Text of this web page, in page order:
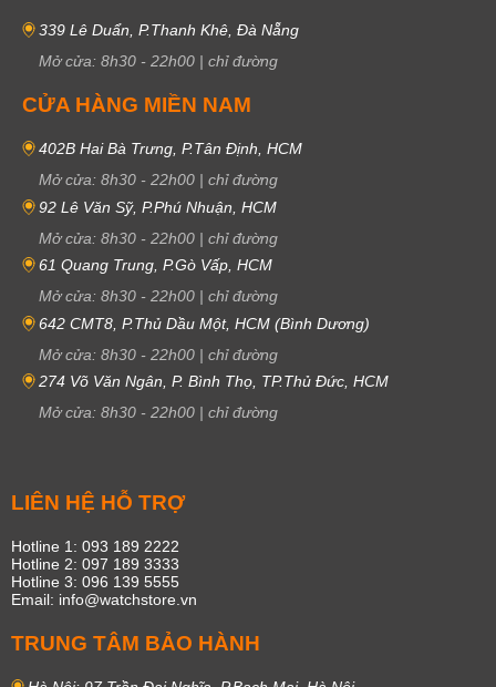
339 Lê Duẩn, P.Thanh Khê, Đà Nẵng
Mở cửa: 8h30 - 22h00 | chỉ đường
CỬA HÀNG MIỀN NAM
402B Hai Bà Trưng, P.Tân Định, HCM
Mở cửa: 8h30 - 22h00 | chỉ đường
92 Lê Văn Sỹ, P.Phú Nhuận, HCM
Mở cửa: 8h30 - 22h00 | chỉ đường
61 Quang Trung, P.Gò Vấp, HCM
Mở cửa: 8h30 - 22h00 | chỉ đường
642 CMT8, P.Thủ Dầu Một, HCM (Bình Dương)
Mở cửa: 8h30 - 22h00 | chỉ đường
274 Võ Văn Ngân, P. Bình Thọ, TP.Thủ Đức, HCM
Mở cửa: 8h30 - 22h00 | chỉ đường
LIÊN HỆ HỖ TRỢ
Hotline 1: 093 189 2222
Hotline 2: 097 189 3333
Hotline 3: 096 139 5555
Email: info@watchstore.vn
TRUNG TÂM BẢO HÀNH